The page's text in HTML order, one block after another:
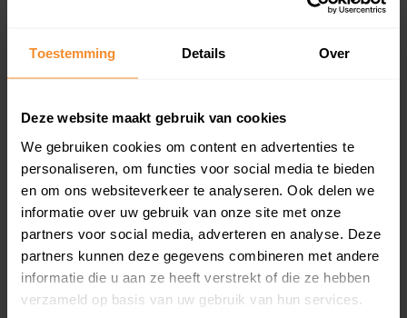
Toestemming Details Over
Deze website maakt gebruik van cookies
We gebruiken cookies om content en advertenties te
personaliseren, om functies voor social media te bieden
en om ons websiteverkeer te analyseren. Ook delen we
informatie over uw gebruik van onze site met onze
partners voor social media, adverteren en analyse. Deze
partners kunnen deze gegevens combineren met andere
informatie die u aan ze heeft verstrekt of die ze hebben
verzameld op basis van uw gebruik van hun services.
koopsommen.
Bekijk product
Direct leverbaar